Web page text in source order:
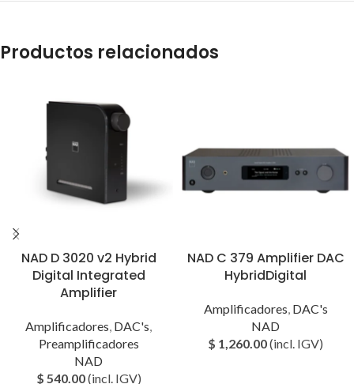
Productos relacionados
NAD D 3020 v2 Hybrid
Digital Integrated
Amplifier
Amplificadores, DAC's,
Preamplificadores
NAD
$ 540.00(incl. IGV)
NAD C 379 Amplifier DAC
HybridDigital
Amplificadores, DAC's
NAD
$ 1,260.00(incl. IGV)